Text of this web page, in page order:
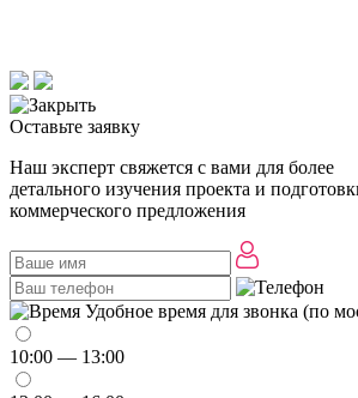
Оставьте заявку
Наш эксперт свяжется с вами для более
детального изучения проекта и
коммерческого предложения
Удобное время для звонка (по
10:00 — 13:00